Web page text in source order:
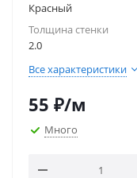
Красный
Толщина стенки
2.0
Все характеристики
55 ₽/м
Много